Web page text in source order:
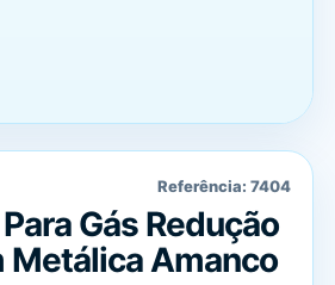
Referência: 7404
Gás Redução
Amanco